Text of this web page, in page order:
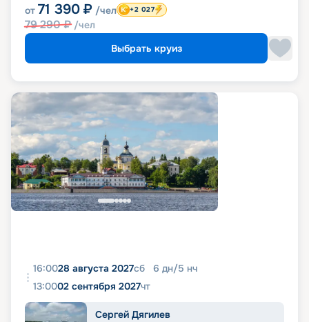
от 71 390 ₽ /чел
79 290₽ /чел
+2 027
Выбрать круиз
16:0028 августа 2027сб 6 дн/5 нч
13:0002 сентября 2027чт
Сергей Дягилев